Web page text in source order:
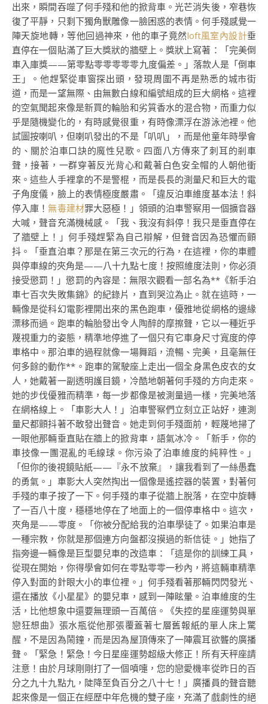
出來，瞬間吞噬了何手殘和他的掀背車。光芒消失後，窄巷恢
復了平靜，只剩下獨角獸雕像一臉困惑的表情。何手殘感覺一
陣天旋地轉，等他回過神來，他的車子竟然loft風室內設計垂
直停在一個貼滿了巨大獎狀的牆壁上。獎狀上寫著：「完美倒
車入庫獎——第零點零零零零零九度偏差。」落款人是「倒車
王」。他趕緊從車窗探出頭，發現周圍不再是熟悉的城市街
道，而是一望無際、由無數白線和編號組成的巨大網格。這裡
的空氣聞起來像是新買的輪胎和劣質香水的混合物，而重力似
乎是隨機變化的，有時感覺很重，有時像漂浮在游泳池裡。他
試圖按喇叭，但喇叭發出的不是「叭叭」，而是他童年時學會
的、關於泊車口訣的魔性兒歌。四面八方傳來了刺耳的剎車
聲，接著，一群穿著反光背心和戴著白色安全帽的人朝他衝
來。這些人手裡拿的不是警棍，而是長長的測量尺和巨大的電
子角度儀，臉上的表情極度嚴肅。「違反泊車維度基本法！斜
停入庫！無毒建材罪大惡極！」領頭的泊車警察用一個擴音器
大喊，聲音充滿機械感。「我、我沒有斜停！我只是垂直停在
了牆壁上！」何手殘趕緊為自己辯解，但聲音因為恐懼而顫
抖。「垂直泊車？那是在第三次元的行為，在這裡，你的車體
與停車線的夾角是——八十九點七度！按照維度法則，你必須
接受懲罰！」懲罰的內容是：無限次觀看一部名為**《新手泊
車七百次失敗集錦》的紀錄片，直到哭泣為止。就在這時，一
輛像是從科幻電影裡開出來的黑色跑車，優雅地從網格的邊緣
漂移而過。跑車的輪胎發出令人陶醉的摩擦聲，它以一種近乎
蔑視重力的姿態，精準地停進了一個只有它車身尺寸寬度的停
車格中。那泊車的過程就像一場舞蹈，流暢、完美，且毫無任
何多餘的動作**。跑車的駕駛座上走出一個全身黑色皮衣的女
人，她戴著一副透明護目鏡，冷酷地朝著何手殘的方向走來。
她的步伐優雅而精準，每一步都像是被測量過一樣，完美地落
在網格線上。「車影大人！」泊車警察們立刻立正站好，連測
量尺都顫抖著不敢發出聲音。她走到何手殘面前，輕蔑地掃了
一眼他那輛垂直貼在牆上的掀背車，語氣冰冷。「新手，你的
車技像一團混亂的毛線球。你污染了泊車維度的純粹性。」
「但你的後視鏡貼紙——『永不放棄』，讓我看到了一絲愚蠢
的勇氣。」車影大人突然掏出一個像是遙控器的裝置，對著何
手殘的車子按了一下。何手殘的車子從牆上脫落，在空中旋轉
了一百八十度，穩穩地停在了地面上的一個停車格中。這次，
夾角是——零度。「你被分配給我的泊車學徒了。如果泊車是
一種宗教，你就是那個連方向盤都沒摸過的新信徒。」她指了
指旁邊一輛像是巨型嬰兒車的改造車：「這是你的訓練工具，
從現在開始，你得學會如何在零點零零一秒內，將這輛車精準
停入對面的針眼大小的車位裡。」何手殘看著那輛閃閃發光、
還在播放《小星星》的嬰兒車，感到一陣眩暈。泊車維度的生
活，比他想象中還要無理頭一百萬倍。《失控的星座運勢與單
戀狂想曲》張水瓶從他那張覆蓋著七層舊報紙的單人床上驚
醒，不是因為鬧鐘，而是因為屋頂傳來了一陣震耳欲聾的廣播
聲。「緊急！緊急！今日星座運勢超級大修正！所有天秤座請
注意！由於月球剛剛打了一個噴嚏，您的戀愛機率從昨日的百
分之九十九點九，陡降至負百分之八十七！」廣播員的聲音聽
起來像是一個正在經歷中年危機的雙子座，充滿了戲劇性的絕